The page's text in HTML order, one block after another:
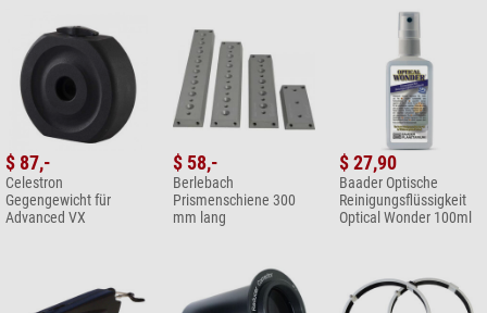
$ 87,-
Celestron
Gegengewicht für
Advanced VX
$ 58,-
Berlebach
Prismenschiene 300
mm lang
$ 27,90
Baader Optische
Reinigungsflüssigkeit
Optical Wonder 100ml